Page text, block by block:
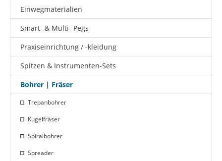
Einwegmaterialien
Smart- & Multi- Pegs
Praxiseinrichtung / -kleidung
Spitzen & Instrumenten-Sets
Bohrer | Fräser
Trepanbohrer
Kugelfräser
Spiralbohrer
Spreader